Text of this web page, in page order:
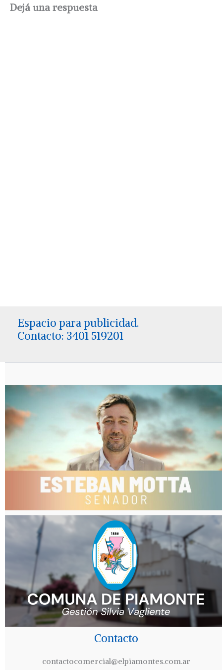
Dejá una respuesta
Espacio para publicidad.
Contacto: 3401 519201
Contacto
contactocomercial@elpiamontes.com.ar